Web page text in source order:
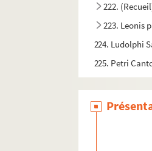
222.
223. Leonis
224. Ludolphi
225. Petri
227.